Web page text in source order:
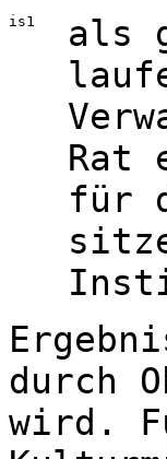
is1
als
Rat
für
durch
wird.